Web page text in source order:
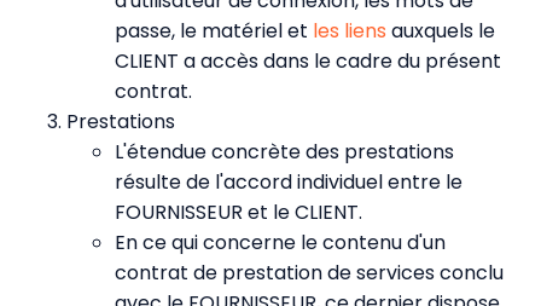
passe, le matériel et les liens auxquels le
CLIENT a accès dans le cadre du présent
contrat.
Prestations
L'étendue concrète des prestations
résulte de l'accord individuel entre le
FOURNISSEUR et le CLIENT.
En ce qui concerne le contenu d'un
contrat de prestation de services conclu